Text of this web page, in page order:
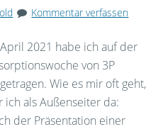
Kommentar verfassen
2021 habe ich auf der
von 3P
Wie es mir oft geht,
ich als Außenseiter da:
der Präsentation einer